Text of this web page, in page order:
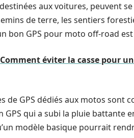
aux voitures, peuvent
de terre, les sentiers
bon GPS pour moto off-road
Comment éviter la casse pour
de GPS dédiés aux motos sont
qui a subi la pluie battante
modèle basique pourrait